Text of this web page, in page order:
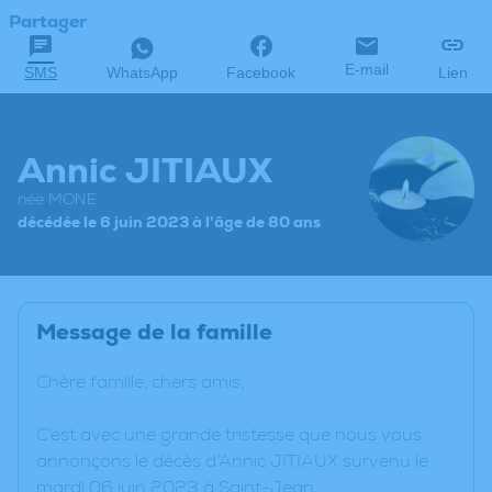
Partager
SMS WhatsApp Facebook E-mail Lien
Annic JITIAUX
née MONE
décédée le 6 juin 2023 à l'âge de 80 ans
Message de la famille
Chère famille, chers amis,
C’est avec une grande tristesse que nous vous
annonçons le décès d’Annic JITIAUX survenu le
mardi 06 juin 2023 à Saint-Jean.